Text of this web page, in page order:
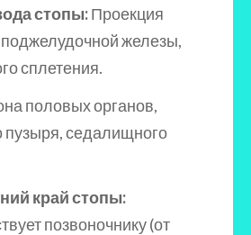
стопы:Проекция
железы,
сплетения.
половых органов,
пузыря, седалищного
край стопы:
позвоночнику (от